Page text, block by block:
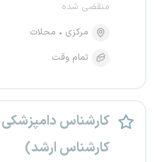
منقضی شده
مرکزی
محلات
تمام وقت
کارشناس
کارشناس ارشد)